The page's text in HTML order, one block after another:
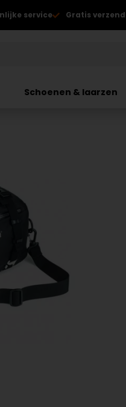
service Gratis
Schoenen & laarzen